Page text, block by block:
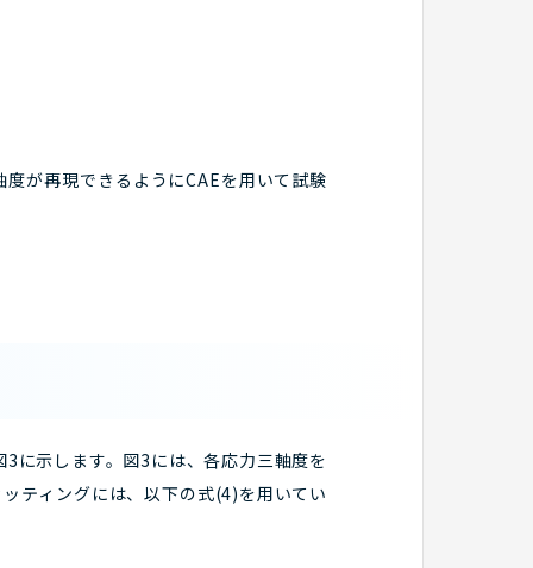
が再現できるようにCAEを用いて試験
に示します。図3には、各応力三軸度を
ティングには、以下の式(4)を用いてい